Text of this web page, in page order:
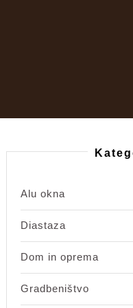
Alu okna
Diastaza
Dom in oprema
Gradbeništvo